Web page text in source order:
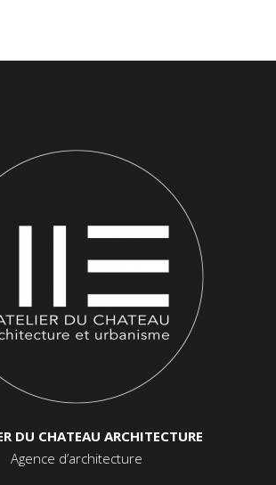
DU CHATEAU ARCHITECTURE
Agence d’architecture